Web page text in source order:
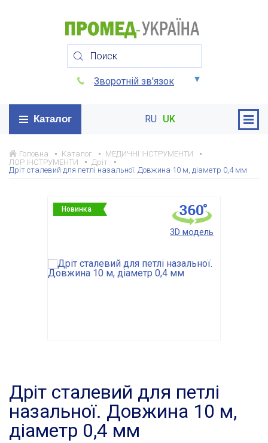
Зворотній зв'язок
Каталог RU UK
Головна Каталог
МЕДИЧНІ ІНСТРУМЕНТИ
ЛОР ІНСТРУМЕНТИ
Дріт
Дріт сталевий для петлі назальної. Довжина 10 м, діаметр 0,4 мм
Новинка
3D модель
Дріт сталевий для петлі
назальної. Довжина 10 м,
діаметр 0,4 мм